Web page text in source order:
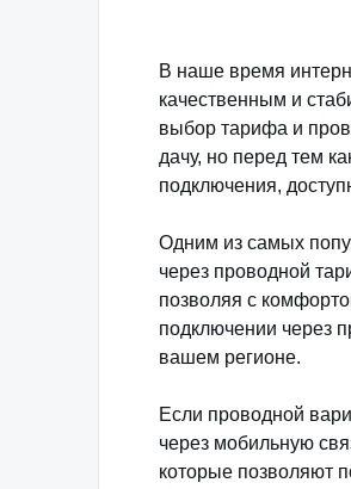
В наше время
качественным и
выбор тарифа и
дачу, но перед тем
подключения,
Одним из самых
через проводной
позволяя с
подключении через
вашем регионе.
Если проводной
через мобильную
которые позволяют